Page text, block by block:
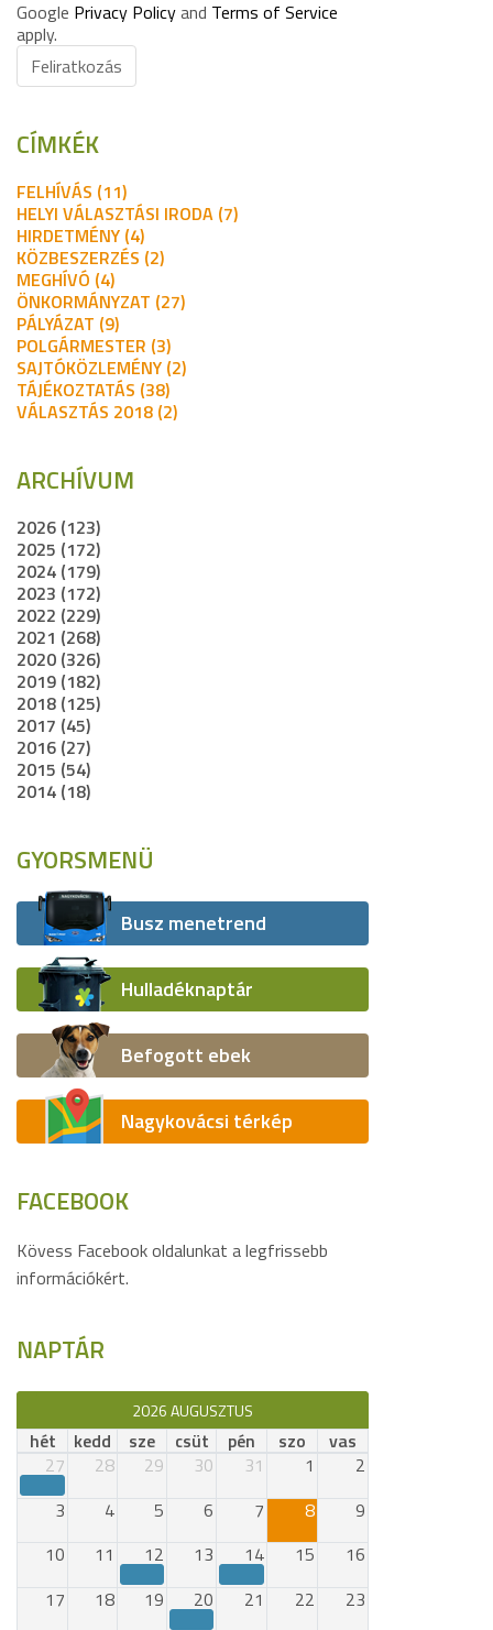
Google Privacy Policyand Terms of Service
apply.
Feliratkozás
CÍMKÉK
FELHÍVÁS (11)
HELYI VÁLASZTÁSI IRODA (7)
HIRDETMÉNY (4)
KÖZBESZERZÉS (2)
MEGHÍVÓ (4)
ÖNKORMÁNYZAT (27)
PÁLYÁZAT (9)
POLGÁRMESTER (3)
SAJTÓKÖZLEMÉNY (2)
TÁJÉKOZTATÁS (38)
VÁLASZTÁS 2018 (2)
ARCHÍVUM
2026 (123)
2025 (172)
2024 (179)
2023 (172)
2022 (229)
2021 (268)
2020 (326)
2019 (182)
2018 (125)
2017 (45)
2016 (27)
2015 (54)
2014 (18)
GYORSMENÜ
Busz menetrend
Hulladéknaptár
Befogott ebek
Nagykovácsi térkép
FACEBOOK
Kövess Facebook oldalunkat a legfrissebb
információkért.
NAPTÁR
2026 AUGUSZTUS
hét kedd sze csüt pén szo
vas
27
28 29 30 31 1
2
3
4 5 6 7 8
9
10
11 12 13 14 15
16
17
18 19 20 21 22
23